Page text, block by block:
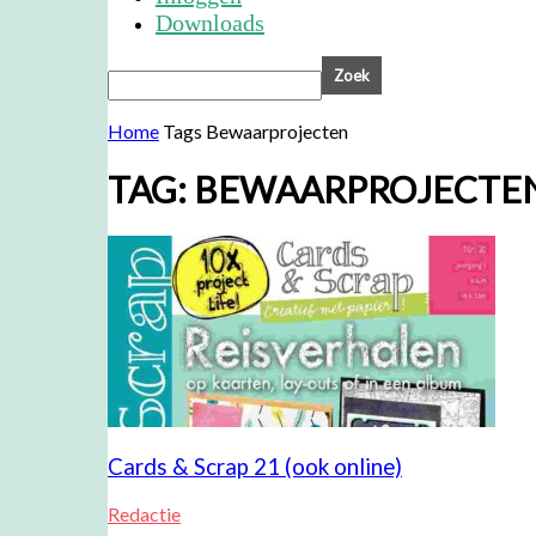
Downloads
Home Tags Bewaarprojecten
TAG:
Cards & Scrap 21 (ook online)
Redactie